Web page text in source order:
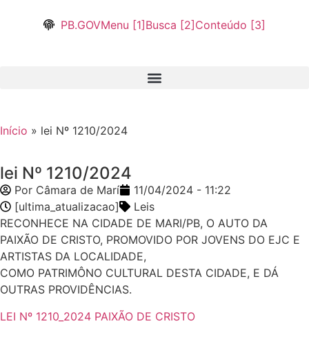
PB.GOVMenu [1] Busca [2] Conteúdo [3]
Início » lei Nº 1210/2024
lei Nº 1210/2024
Por Câmara de Marí
11/04/2024 - 11:22
[ultima_atualizacao]
Leis
RECONHECE NA CIDADE DE MARI/PB, O AUTO DA
PAIXÃO DE CRISTO, PROMOVIDO POR JOVENS DO EJC E
ARTISTAS DA LOCALIDADE,
COMO PATRIMÔNO CULTURAL DESTA CIDADE, E DÁ
OUTRAS PROVIDÊNCIAS.
LEI Nº 1210_2024 PAIXÃO DE CRISTO